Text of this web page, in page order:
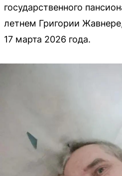
государственного
летнем Григории
17 марта 2026 года.